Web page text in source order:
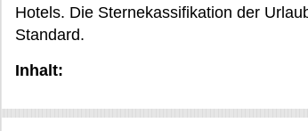
Hotels. Die Sternekassifikation der
Standard.
Inhalt: